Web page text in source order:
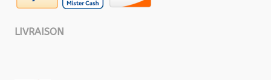
LIVRAISON